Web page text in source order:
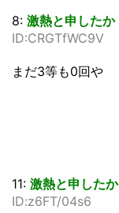
8: 激熱と申したか
ID:CRGTfWC9V
まだ3等も0回や
11: 激熱と申したか
ID:z6FT/04s6